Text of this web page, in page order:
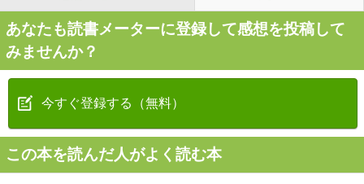
あなたも読書メーターに登録して感想を投稿して
みませんか？
今すぐ登録する（無料）
この本を読んだ人がよく読む本